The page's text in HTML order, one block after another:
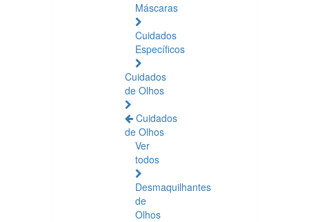
Máscaras
Cuidados
Específicos
Cuidados
de Olhos
Cuidados
de Olhos
Ver
todos
Desmaquilhantes
de
Olhos